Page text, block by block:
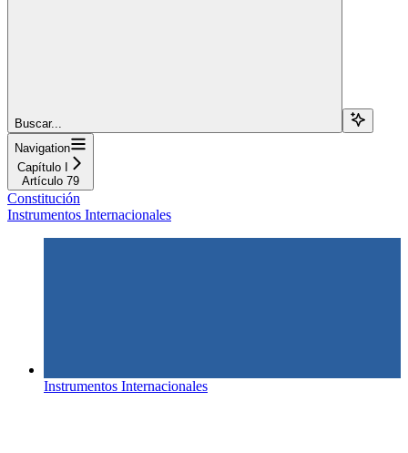
Buscar...
Navigation
Capítulo I
Artículo 79
Constitución
Instrumentos Internacionales
Instrumentos Internacionales